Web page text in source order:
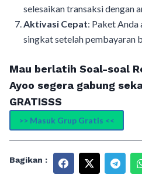
selesaikan transaksi dengan
Aktivasi Cepat: Paket
singkat setelah pembayaran
Mau berlatih Soal-soal
Ayoo segera gabung
GRATISSS
>> Masuk Grup Gratis <<
Bagikan :